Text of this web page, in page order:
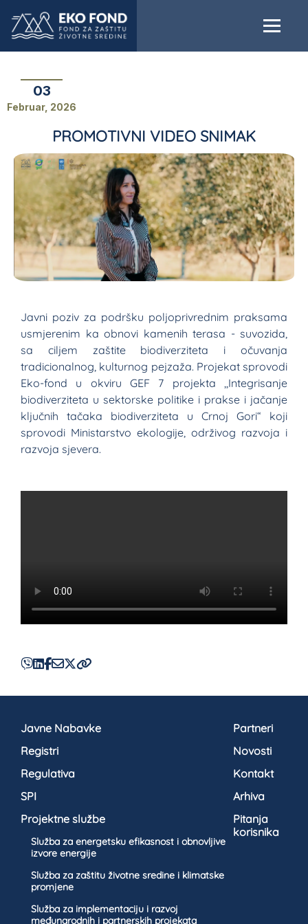
03
Februar, 2026
PROMOTIVNI VIDEO SNIMAK
Javni poziv za podršku poljoprivrednim praksama
usmjerenim ka obnovi kamenih terasa - suvozida,
sa ciljem zaštite biodiverziteta i očuvanja
tradicionalnog, kulturnog pejzaža. Projekat sprovodi
Eko-fond u okviru GEF 7 projekta ,,Integrisanje
biodiverziteta u sektorske politike i prakse i jačanje
ključnih tačaka biodiverziteta u Crnoj Gori“ koji
sprovodi Ministarstvo ekologije, održivog razvoja i
razvoja sjevera.
Javne Nabavke
Registri
Regulativa
SPI
Projektne službe
Služba za energetsku efikasnost i obnovljive
izvore energije
Služba za zaštitu životne sredine i klimatske
promjene
Služba za implementaciju i razvoj
međunarodnih i partnerskih projekata
Partneri
Novosti
Kontakt
Arhiva
Pitanja
korisnika